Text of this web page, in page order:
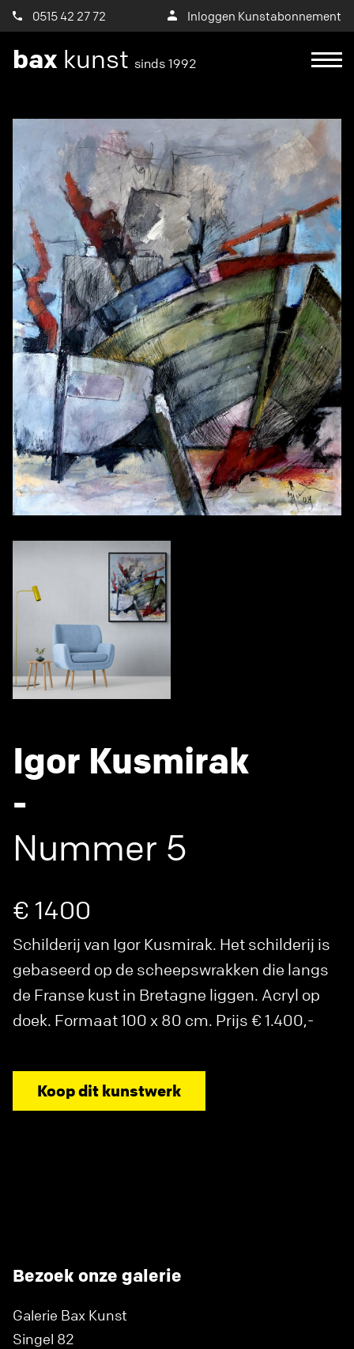
0515 42 27 72 Inloggen Kunstabonnement
bax kunst sinds 1992
Igor Kusmirak
-
Nummer 5
€ 1400
Schilderij van Igor Kusmirak. Het schilderij is
gebaseerd op de scheepswrakken die langs
de Franse kust in Bretagne liggen. Acryl op
doek. Formaat 100 x 80 cm. Prijs € 1.400,-
Koop dit kunstwerk
Bezoek onze galerie
Galerie Bax Kunst
Singel 82